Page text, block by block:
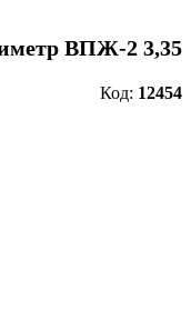
ВПЖ-2 3,35
Код: 12454